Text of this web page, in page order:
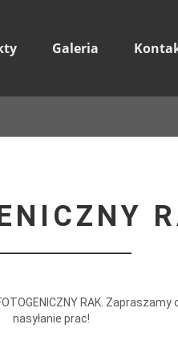
Galeria
RAK. Zapraszamy
nasyłanie prac!